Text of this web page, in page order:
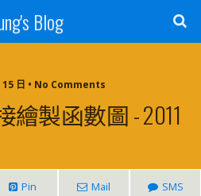
Blog
15 日 • No Comments
繪製函數圖 - 2011
Pin Mail SMS